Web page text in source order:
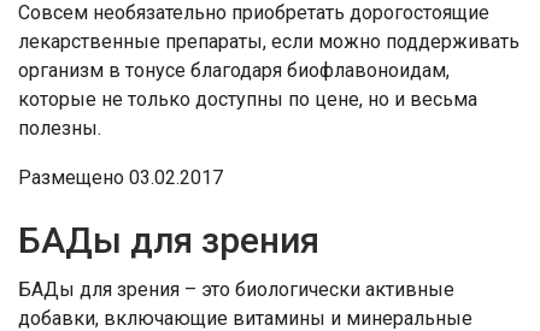
Совсем необязательно приобретать дорогостоящие
лекарственные препараты, если можно поддерживать
организм в тонусе благодаря биофлавоноидам,
которые не только доступны по цене, но и весьма
полезны.
Размещено 03.02.2017
БАДы для зрения
БАДы для зрения – это биологически активные
добавки, включающие витамины и минеральные